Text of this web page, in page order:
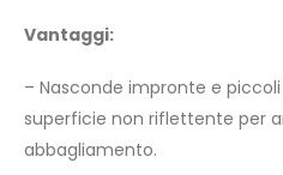
Vantaggi:
– Nasconde impronte e
superficie non riflettente per
abbagliamento.